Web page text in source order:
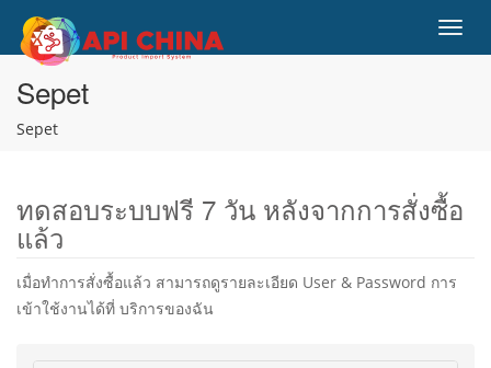
Sepet
Sepet
ทดสอบระบบฟรี 7 วัน หลังจากการสั่งซื้อ
แล้ว
เมื่อทำการสั่งซื้อแล้ว สามารถดูรายละเอียด User & Password การ
เข้าใช้งานได้ที่ บริการของฉัน